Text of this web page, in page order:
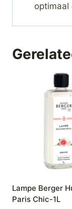
Lampe Berger
Paris Chic-1L